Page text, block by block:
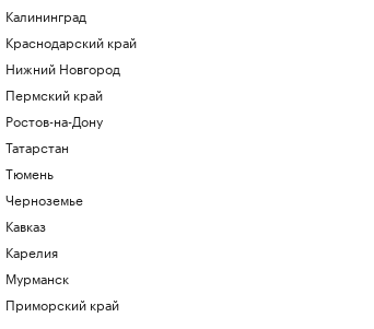
Калининград
Краснодарский край
Нижний Новгород
Пермский край
Ростов-на-Дону
Татарстан
Тюмень
Черноземье
Кавказ
Карелия
Мурманск
Приморский край